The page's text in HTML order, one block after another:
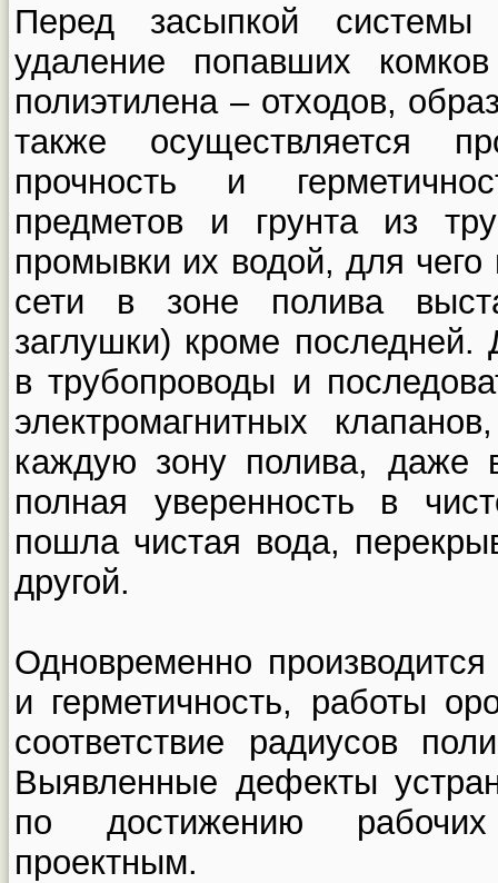
Перед засыпкой системы
удаление попавших
полиэтилена – отходов,
также осуществляется
прочность и
предметов и грунта из
промывки их водой, для
сети в зоне полива
заглушки) кроме
в трубопроводы и
электромагнитных
каждую зону полива, даже
полная уверенность в
пошла чистая вода,
другой.
Одновременно
и герметичность, работы
соответствие радиусов
Выявленные дефекты
по достижению
проектным.